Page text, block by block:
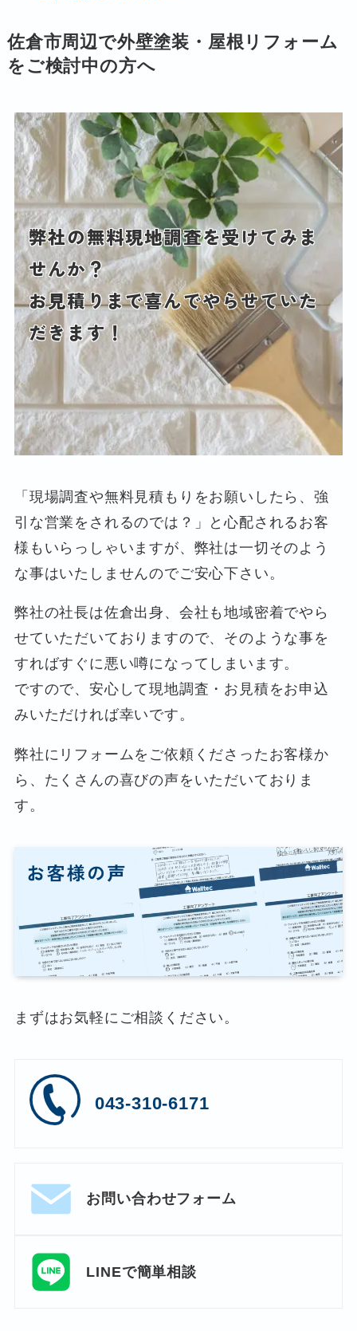
佐倉市周辺で外壁塗装・屋根リフォーム
をご検討中の方へ
弊社の無料現地調査を受けてみま
せんか？
お見積りまで喜んでやらせていた
だきます！
「現場調査や無料見積もりをお願いしたら、強
引な営業をされるのでは？」と心配されるお客
様もいらっしゃいますが、弊社は一切そのよう
な事はいたしませんのでご安心下さい。
弊社の社長は佐倉出身、会社も地域密着でやら
せていただいておりますので、そのような事を
すればすぐに悪い噂になってしまいます。
ですので、安心して現地調査・お見積をお申込
みいただければ幸いです。
弊社にリフォームをご依頼くださったお客様か
ら、たくさんの喜びの声をいただいておりま
す。
まずはお気軽にご相談ください。
043-310-6171
お問い合わせフォーム
LINEで簡単相談